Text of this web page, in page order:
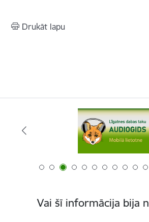
Drukāt lapu
Vai šī informācija bija